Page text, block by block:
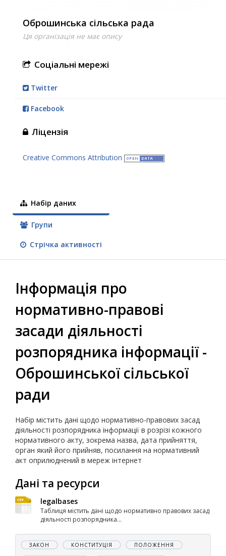
Оброшинська сільська рада
Ця організація не має опису
Соціальні мережі
Twitter
Facebook
Ліцензія
Creative Commons Attribution
Набір даних
Групи
Стрічка активності
Інформація про
нормативно-правові
засади діяльності
розпорядника інформації -
Оброшинської сільської
ради
Набір містить дані щодо нормативно-правових засад
діяльності розпорядника інформації в розрізі кожного
нормативного акту, зокрема назва, дата прийняття,
орган який його прийняв, посилання на нормативний
акт оприлюднений в мереж інтернет
Дані та ресурси
legalbases
Таблиця містить дані щодо нормативно правових засад
діяльності розпорядника...
ЗАКОН КОНСТИТУЦІЯ ПОЛОЖЕННЯ